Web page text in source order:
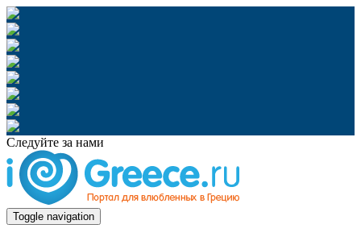
Следуйте за нами
Toggle navigation